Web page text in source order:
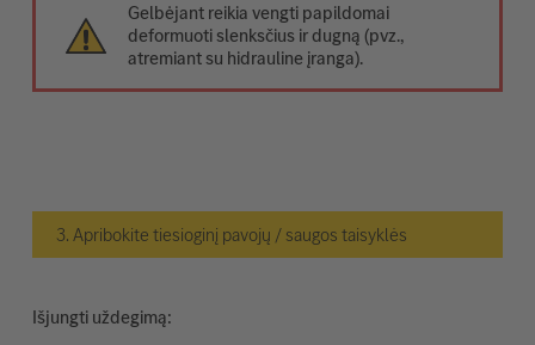
Gelbėjant reikia vengti papildomai
deformuoti slenksčius ir dugną (pvz.,
atremiant su hidrauline įranga).
3. Apribokite tiesioginį pavojų / saugos taisyklės
Išjungti uždegimą: